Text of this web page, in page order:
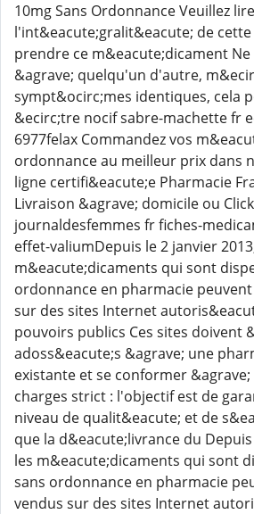
10mg Sans Ordonnance Veuillez
l'int&eacute;gralit&eacute; de
prendre ce m&eacute;dicament
&agrave; quelqu'un d'autre,
sympt&ocirc;mes identiques, cela
&ecirc;tre nocif sabre-machette fr
6977felax Commandez vos
ordonnance au meilleur prix dans
ligne certifi&eacute;e Pharmacie
Livraison &agrave; domicile ou
journaldesfemmes fr fiches-
effet-valiumDepuis le 2 janvier
m&eacute;dicaments qui sont
ordonnance en pharmacie
sur des sites Internet
pouvoirs publics Ces sites doivent
adoss&eacute;s &agrave; une
existante et se conformer
charges strict : l'objectif est de
niveau de qualit&eacute; et de
que la d&eacute;livrance du
les m&eacute;dicaments qui sont
sans ordonnance en pharmacie
vendus sur des sites Internet